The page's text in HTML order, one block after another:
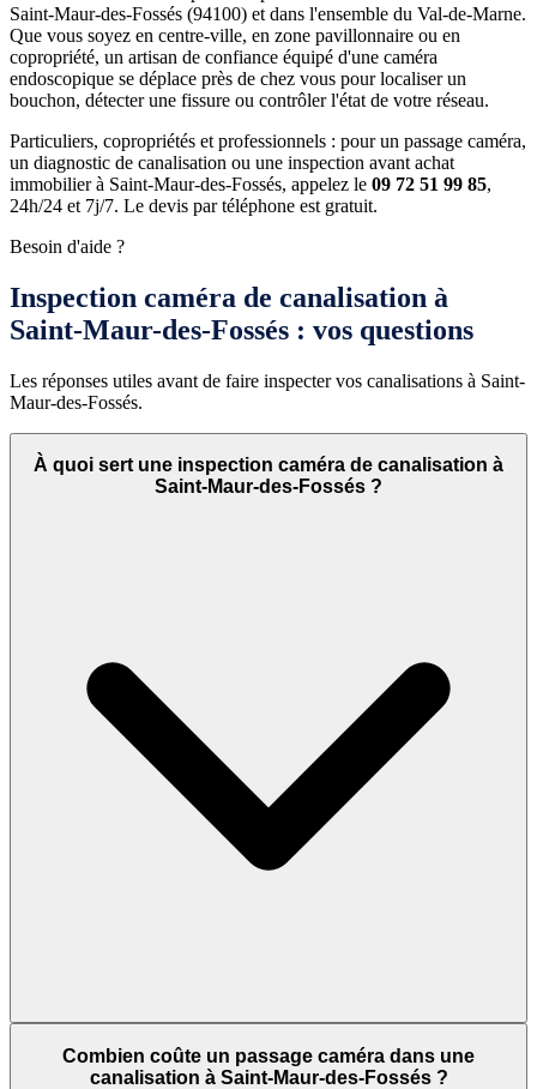
Saint-Maur-des-Fossés (94100) et dans l'ensemble du Val-de-Marne.
Que vous soyez en centre-ville, en zone pavillonnaire ou en
copropriété, un artisan de confiance équipé d'une caméra
endoscopique se déplace près de chez vous pour localiser un
bouchon, détecter une fissure ou contrôler l'état de votre réseau.
Particuliers, copropriétés et professionnels : pour un passage caméra,
un diagnostic de canalisation ou une inspection avant achat
immobilier à Saint-Maur-des-Fossés, appelez le 09 72 51 99 85,
24h/24 et 7j/7. Le devis par téléphone est gratuit.
Besoin d'aide ?
Inspection caméra de canalisation à
Saint-Maur-des-Fossés : vos questions
Les réponses utiles avant de faire inspecter vos canalisations à Saint-
Maur-des-Fossés.
À quoi sert une inspection caméra de canalisation à
Saint-Maur-des-Fossés ?
Combien coûte un passage caméra dans une
canalisation à Saint-Maur-des-Fossés ?